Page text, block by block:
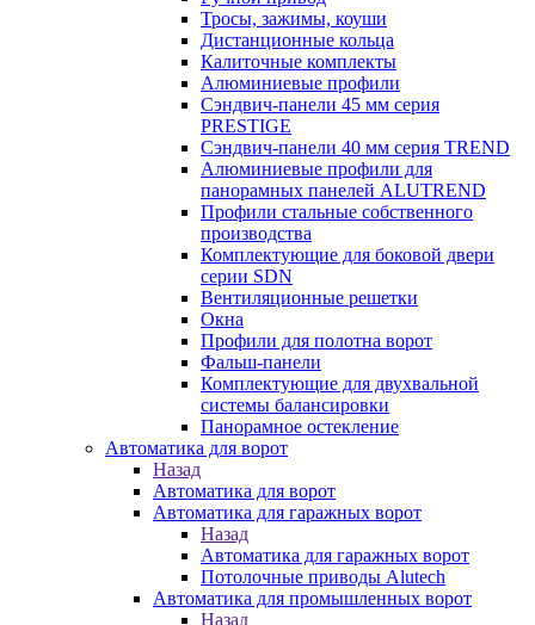
Тросы, зажимы, коуши
Дистанционные кольца
Калиточные комплекты
Алюминиевые профили
Сэндвич-панели 45 мм серия
PRESTIGE
Сэндвич-панели 40 мм серия TREND
Алюминиевые профили для
панорамных панелей ALUTREND
Профили стальные собственного
производства
Комплектующие для боковой двери
серии SDN
Вентиляционные решетки
Окна
Профили для полотна ворот
Фальш-панели
Комплектующие для двухвальной
системы балансировки
Панорамное остекление
Автоматика для ворот
Назад
Автоматика для ворот
Автоматика для гаражных ворот
Назад
Автоматика для гаражных ворот
Потолочные приводы Alutech
Автоматика для промышленных ворот
Назад